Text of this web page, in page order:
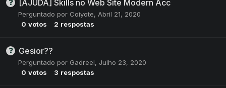
[AJUDA] Skills no Web Site Modern Acc
Perguntado por Coiyote, Abril 21, 2020
0 votos 2 respostas
Gesior??
Perguntado por Gadreel, Julho 23, 2020
0 votos 3 respostas